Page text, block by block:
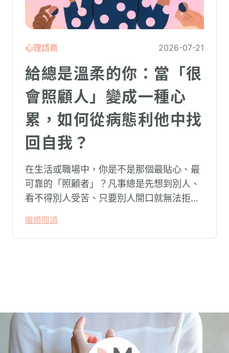
心理諮商 2026-07-21
給總是溫柔的你：當「很
會照顧人」變成一種心
累，如何從病態利他中找
回自我？
在生活或職場中，你是不是那個最貼心、最
可靠的「照顧者」？凡事總是先想到別人、
看不得別人受苦、只要別人開口就無法拒
常在夜深人靜時讓你感到莫名的心累與空
虛。
繼續閱讀